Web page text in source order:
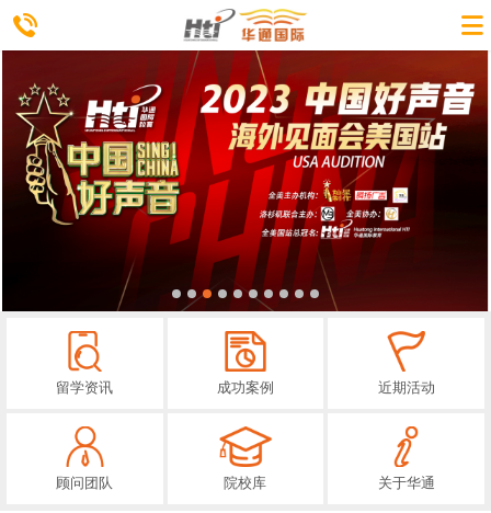
留学资讯 成功案例 近期活动
顾问团队 院校库 关于华通